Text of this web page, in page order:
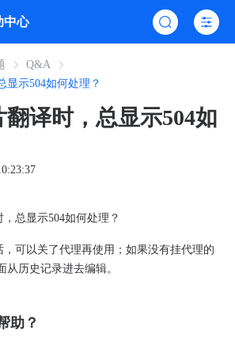
中心
Q&A
显示504如何处理？
译时，总显示504如
总显示504如何处理？
可以关了代理再使用；如果没有挂代理的
历史记录进去编辑。
助？